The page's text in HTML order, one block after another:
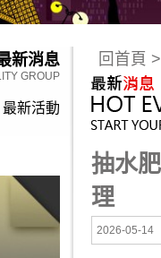
新消息
GROUP
最新活動
回首頁
抽水
理
2026-05-14